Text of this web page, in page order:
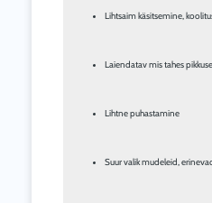
Lihtsaim käsitsemine,
Laiendatav mis tahes
Lihtne puhastamine
Suur valik mudeleid,